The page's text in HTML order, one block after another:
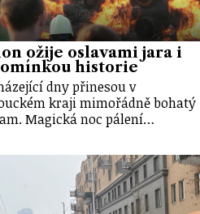
ožije oslavami jara i
historie
dny přinesou v
kraji mimořádně bohatý
Magická noc pálení…